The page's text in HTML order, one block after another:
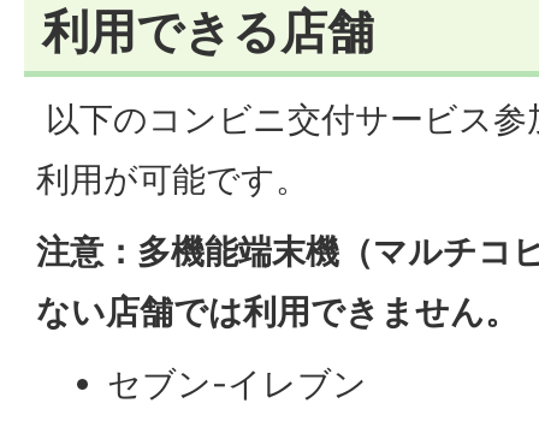
利用できる店舗
以下のコンビニ交付サービス
利用が可能です。
注意：多機能端末機（マルチコ
ない店舗では利用できません。
セブン-イレブン